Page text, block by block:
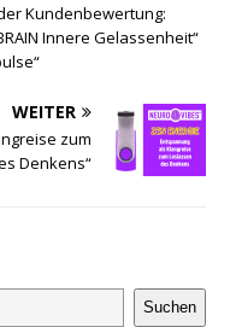
der Kundenbewertung:
Innere Gelassenheit“
WEITER
zum
Denkens“
Suchen